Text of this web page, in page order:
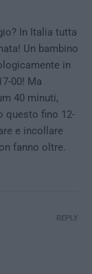
In Italia tutta
Un bambino
in
00! Ma
40 minuti,
questo fino 12-
e incollare
fanno oltre.
REPLY